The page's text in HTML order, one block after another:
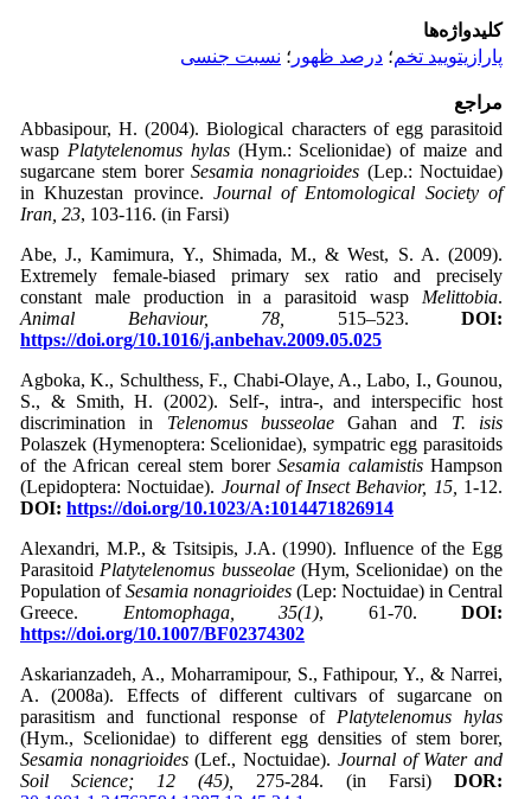
کلیدواژه‌ها
پارازیتویید تخم؛ درصد ظهور ؛ نسبت جنسی
مراجع
Abbasipour, H. (2004). Biological characters of egg parasitoid
wasp Platytelenomus hylas(Hym.: Scelionidae) of maize and
sugarcane stem borer Sesamia nonagrioides (Lep.: Noctuidae)
in Khuzestan province. Journal of Entomological Society of
Iran, 23, 103-116. (in Farsi)
Abe, J., Kamimura, Y., Shimada, M., & West, S. A. (2009).
Extremely female-biased primary sex ratio and precisely
constant male production in a parasitoid wasp Melittobia.
Animal Behaviour, 78,
515–523. DOI:
https://doi.org/10.1016/j.anbehav.2009.05.025
Agboka, K., Schulthess, F., Chabi-Olaye, A., Labo, I., Gounou,
S., & Smith, H. (2002). Self-, intra-, and interspecific host
discrimination in Telenomus busseolaeGahan and T. isis
Polaszek (Hymenoptera: Scelionidae), sympatric egg parasitoids
of the African cereal stem borer Sesamia calamistisHampson
(Lepidoptera: Noctuidae). Journal of Insect Behavior, 15, 1-12.
DOI: https://doi.org/10.1023/A:1014471826914
Alexandri, M.P., & Tsitsipis, J.A. (1990). Influence of the Egg
Parasitoid Platytelenomus busseolae(Hym, Scelionidae) on the
Population ofSesamia nonagrioides (Lep: Noctuidae) in Central
Greece. Entomophaga, 35(1), 61-70. DOI:
https://doi.org/10.1007/BF02374302
Askarianzadeh, A., Moharramipour, S., Fathipour, Y., & Narrei,
A. (2008a). Effects of different cultivars of sugarcane on
parasitism and functional response of Platytelenomus hylas
(Hym., Scelionidae) to different egg densities of stem borer,
Sesamia nonagrioides(Lef., Noctuidae). Journal of Water and
Soil Science; 12 (45), 275-284. (in Farsi) DOR: